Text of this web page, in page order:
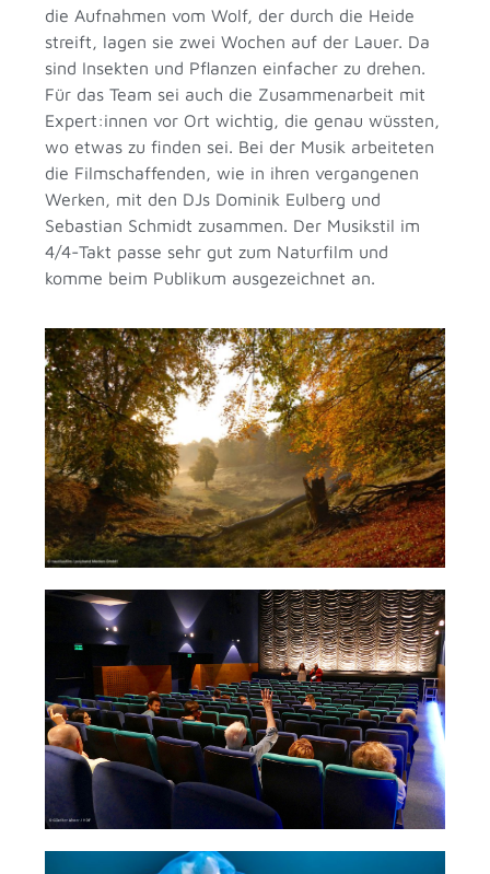
die Aufnahmen vom Wolf, der durch die Heide
streift, lagen sie zwei Wochen auf der Lauer. Da
sind Insekten und Pflanzen einfacher zu drehen.
Für das Team sei auch die Zusammenarbeit mit
Expert:innen vor Ort wichtig, die genau wüssten,
wo etwas zu finden sei. Bei der Musik arbeiteten
die Filmschaffenden, wie in ihren vergangenen
Werken, mit den DJs Dominik Eulberg und
Sebastian Schmidt zusammen. Der Musikstil im
4/4-Takt passe sehr gut zum Naturfilm und
komme beim Publikum ausgezeichnet an.